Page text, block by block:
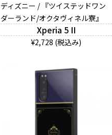
ディズニー / 『ツイステッドワン
ダーランド/オクタヴィネル寮』
Xperia 5 II
¥2,728 (税込み)